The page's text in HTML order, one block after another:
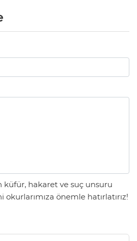
küfür, hakaret ve suç unsuru
önemle hatırlatırız!